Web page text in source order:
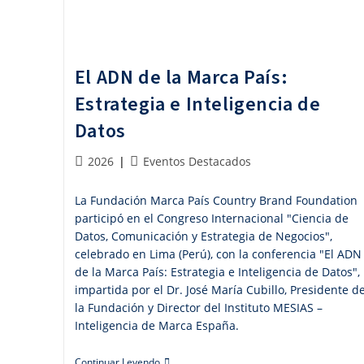
El ADN de la Marca País:
Estrategia e Inteligencia de
Datos
Publicación
la
entrada:
2026
Categoría
la
entrada:
Eventos Destacados
La Fundación Marca País Country Brand Foundation
participó en el Congreso Internacional "Ciencia de
Datos, Comunicación y Estrategia de Negocios",
celebrado en Lima (Perú), con la conferencia "El ADN
de la Marca País: Estrategia e Inteligencia de Datos",
impartida por el Dr. José María Cubillo, Presidente
la Fundación y Director del Instituto MESIAS –
Inteligencia de Marca España.